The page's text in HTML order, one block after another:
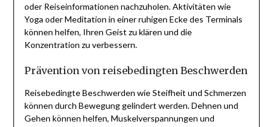
oder Reiseinformationen nachzuholen. Aktivitäten wie
Yoga oder Meditation in einer ruhigen Ecke des Terminals
können helfen, Ihren Geist zu klären und die
Konzentration zu verbessern.
Prävention von reisebedingten Beschwerden
Reisebedingte Beschwerden wie Steifheit und Schmerzen
können durch Bewegung gelindert werden. Dehnen und
Gehen können helfen, Muskelverspannungen und